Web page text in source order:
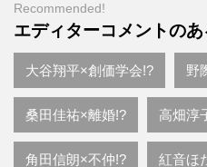
Recommended!
エディターコメントの
大谷翔平×創価学会!? 野
桑田佳祐×離婚!? 高畑淳
角田信朗×不仲!? 紅音ほ